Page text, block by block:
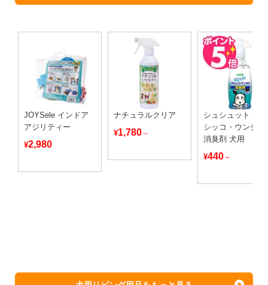
JOYSele インドア
アジリティー
¥2,980
ナチュラルクリア
¥1,780～
シュシュット！ オ
シッコ・ウンチ専
消臭剤 犬用
¥440～